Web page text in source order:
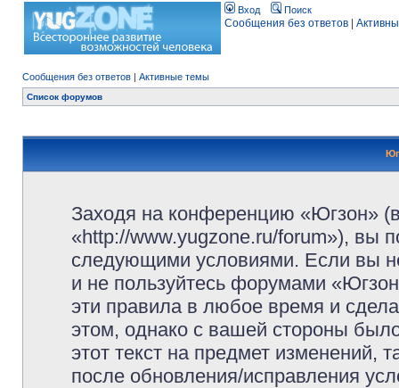
Вход Поиск
Сообщения без ответов
Сообщения без ответов | Активные темы
Список форумов
Заходя на конференцию «Югзон»
«http://www.yugzone.ru/forum»), вы
следующими условиями. Если вы
и не пользуйтесь форумами
эти правила в любое время и
этом, однако с вашей стороны
этот текст на предмет изменений,
после обновления/исправления